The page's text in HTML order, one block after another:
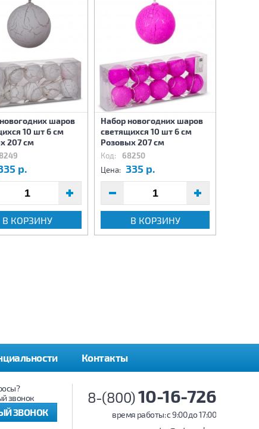
шаров
10 шт 6 см
207 см
р.
В КОРЗИНУ
Набор новогодних шаров
светящихся 10 шт 6 см
Розовых 207 см
Код: 68250
Цена: 335 р.
В КОРЗИНУ
Контакты
8-(800)10-16-726
время работы: c 9:00 до 17:00
звонок
ЗВОНОК